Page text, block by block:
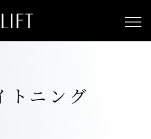
トニング